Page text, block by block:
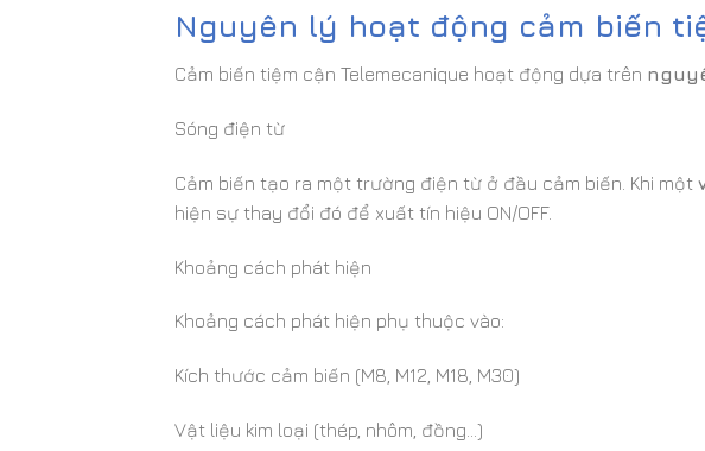
Nguyên lý hoạt động cảm biến
Cảm biến tiệm cận Telemecanique hoạt động dựa trên
Sóng điện từ
Cảm biến tạo ra một trường điện từ ở đầu cảm biến. Khi một
hiện sự thay đổi đó để xuất tín hiệu ON/OFF.
Khoảng cách phát hiện
Khoảng cách phát hiện phụ thuộc vào:
Kích thước cảm biến (M8, M12, M18, M30)
Vật liệu kim loại (thép, nhôm, đồng…)